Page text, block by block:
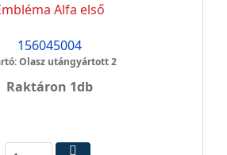
Alfa első
156045004
Olasz utángyártott 2
Raktáron 1db